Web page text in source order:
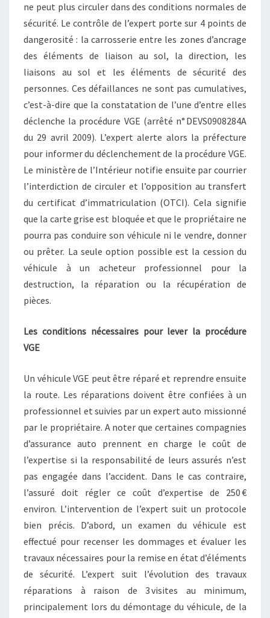
ne peut plus circuler dans des conditions normales de
sécurité. Le contrôle de l’expert porte sur 4 points de
dangerosité : la carrosserie entre les zones d’ancrage
des éléments de liaison au sol, la direction, les
liaisons au sol et les éléments de sécurité des
personnes. Ces défaillances ne sont pas cumulatives,
c’est-à-dire que la constatation de l’une d’entre elles
déclenche la procédure VGE (arrêté n° DEVS0908284A
du 29 avril 2009). L’expert alerte alors la préfecture
pour informer du déclenchement de la procédure VGE.
Le ministère de l’Intérieur notifie ensuite par courrier
l’interdiction de circuler et l’opposition au transfert
du certificat d’immatriculation (OTCI). Cela signifie
que la carte grise est bloquée et que le propriétaire ne
pourra pas conduire son véhicule ni le vendre, donner
ou prêter. La seule option possible est la cession du
véhicule à un acheteur professionnel pour la
destruction, la réparation ou la récupération de
pièces.
Les conditions nécessaires pour lever la procédure
VGE
Un véhicule VGE peut être réparé et reprendre ensuite
la route. Les réparations doivent être confiées à un
professionnel et suivies par un expert auto missionné
par le propriétaire. A noter que certaines compagnies
d’assurance auto prennent en charge le coût de
l’expertise si la responsabilité de leurs assurés n’est
pas engagée dans l’accident. Dans le cas contraire,
l’assuré doit régler ce coût d’expertise de 250 €
environ. L’intervention de l’expert suit un protocole
bien précis. D’abord, un examen du véhicule est
effectué pour recenser les dommages et évaluer les
travaux nécessaires pour la remise en état d’éléments
de sécurité. L’expert suit l’évolution des travaux
réparations à raison de 3 visites au minimum,
principalement lors du démontage du véhicule, de la